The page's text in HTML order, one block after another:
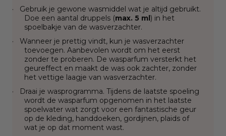
·
Gebruik je gewone wasmiddel wat je altijd gebruikt.
Doe een aantal druppels (max. 5 ml) in het
spoelbakje van de wasverzachter.
·
Wanneer je prettig vindt, kun je wasverzachter
toevoegen. Aanbevolen wordt om het eerst
zonder te proberen. De wasparfum versterkt het
geureffect en maakt de was ook zachter, zonder
het vettige laagje van wasverzachter.
·
Draai je wasprogramma. Tijdens de laatste spoeling
wordt de wasparfum opgenomen in het laatste
spoelwater wat zorgt voor een fantastische geur
op de kleding, handdoeken, gordijnen, plaids of
wat je op dat moment wast.